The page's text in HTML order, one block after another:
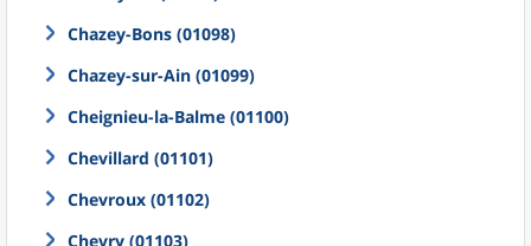
Chazey-Bons (01098)
Chazey-sur-Ain (01099)
Cheignieu-la-Balme (01100)
Chevillard (01101)
Chevroux (01102)
Chevry (01103)